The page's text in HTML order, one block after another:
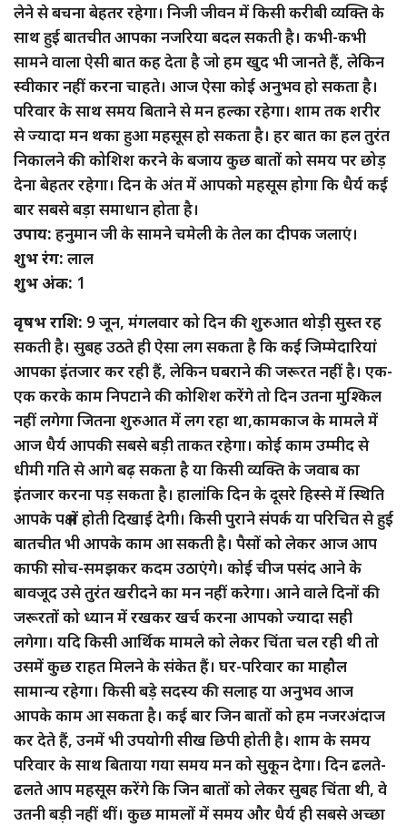
लेने से बचना बेहतर रहेगा। निजी जीवन में किसी करीबी व्यक्ति के
साथ हुई बातचीत आपका नजरिया बदल सकती है। कभी-कभी
सामने वाला ऐसी बात कह देता है जो हम खुद भी जानते हैं, लेकिन
स्वीकार नहीं करना चाहते। आज ऐसा कोई अनुभव हो सकता है।
परिवार के साथ समय बिताने से मन हल्का रहेगा। शाम तक शरीर
से ज्यादा मन थका हुआ महसूस हो सकता है। हर बात का हल तुरंत
निकालने की कोशिश करने के बजाय कुछ बातों को समय पर छोड़
देना बेहतर रहेगा। दिन के अंत में आपको महसूस होगा कि धैर्य कई
बार सबसे बड़ा समाधान होता है।
उपाय: हनुमान जी के सामने चमेली के तेल का दीपक जलाएं।
शुभ रंग: लाल
शुभ अंक: 1
वृषभ राशि: 9 जून, मंगलवार को दिन की शुरुआत थोड़ी सुस्त रह
सकती है। सुबह उठते ही ऐसा लग सकता है कि कई जिम्मेदारियां
आपका इंतजार कर रही हैं, लेकिन घबराने की जरूरत नहीं है। एक-
एक करके काम निपटाने की कोशिश करेंगे तो दिन उतना मुश्किल
नहीं लगेगा जितना शुरुआत में लग रहा था,कामकाज के मामले में
आज धैर्य आपकी सबसे बड़ी ताकत रहेगा। कोई काम उम्मीद से
धीमी गति से आगे बढ़ सकता है या किसी व्यक्ति के जवाब का
इंतजार करना पड़ सकता है। हालांकि दिन के दूसरे हिस्से में स्थिति
आपके पक्ष में होती दिखाई देगी। किसी पुराने संपर्क या परिचित से हुई
बातचीत भी आपके काम आ सकती है। पैसों को लेकर आज आप
काफी सोच-समझकर कदम उठाएंगे। कोई चीज पसंद आने के
बावजूद उसे तुरंत खरीदने का मन नहीं करेगा। आने वाले दिनों की
जरूरतों को ध्यान में रखकर खर्च करना आपको ज्यादा सही
लगेगा। यदि किसी आर्थिक मामले को लेकर चिंता चल रही थी तो
उसमें कुछ राहत मिलने के संकेत हैं। घर-परिवार का माहौल
सामान्य रहेगा। किसी बड़े सदस्य की सलाह या अनुभव आज
आपके काम आ सकता है। कई बार जिन बातों को हम नजरअंदाज
कर देते हैं, उनमें भी उपयोगी सीख छिपी होती है। शाम के समय
परिवार के साथ बिताया गया समय मन को सुकून देगा। दिन ढलते-
ढलते आप महसूस करेंगे कि जिन बातों को लेकर सुबह चिंता थी, वे
उतनी बड़ी नहीं थीं। कुछ मामलों में समय और धैर्य ही सबसे अच्छा